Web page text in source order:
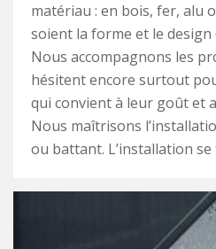
matériau : en bois, fer, alu
soient la forme et le
Nous accompagnons les
hésitent encore surtout
qui convient à leur goût et
Nous maîtrisons
ou battant. L’installation